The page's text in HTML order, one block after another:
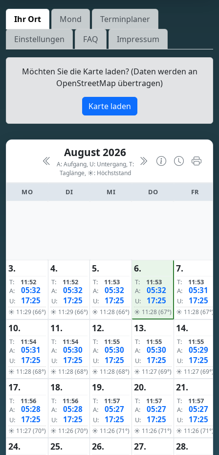
Ihr Ort Mond
Terminplaner
Einstellungen
FAQ Impressum
Möchten Sie die Karte laden? (Daten werden an
OpenStreetMap übertragen)
Karte laden
August 2026
A: Aufgang, U: Untergang, T:
Taglänge, ☀: Höchststand
MO DI MI DO FR
3.
T:
11:52
A:
05:32
U: 17:25
☀ 11:29 (66°)
4.
T:
11:52
A:
05:32
U: 17:25
☀ 11:29 (66°)
5.
T:
11:53
A:
05:32
U: 17:25
☀ 11:28 (66°)
6.
T:
11:53
A:
05:32
U: 17:25
☀ 11:28 (67°)
7.
T:
11:53
A:
05:31
U: 17:25
☀ 11:28 (67°)
10.
T:
11:54
A:
05:31
U: 17:25
☀ 11:28 (68°)
11.
T:
11:54
A:
05:30
U: 17:25
☀ 11:28 (68°)
12.
T:
11:55
A:
05:30
U: 17:25
☀ 11:28 (68°)
13.
T:
11:55
A:
05:30
U: 17:25
☀ 11:27 (69°)
14.
T:
11:55
A:
05:29
U: 17:25
☀ 11:27 (69°)
17.
T:
11:56
A:
05:28
U: 17:25
☀ 11:27 (70°)
18.
T:
11:56
A:
05:28
U: 17:25
☀ 11:26 (70°)
19.
T:
11:57
A:
05:27
U: 17:25
☀ 11:26 (71°)
20.
T:
11:57
A:
05:27
U: 17:25
☀ 11:26 (71°)
21.
T:
11:57
A:
05:27
U: 17:25
☀ 11:26 (71°)
24. 25. 26. 27. 28.